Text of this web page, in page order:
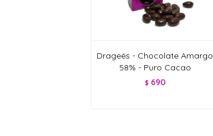
Drageés - Chocolate Amargo
58% - Puro Cacao
$ 690